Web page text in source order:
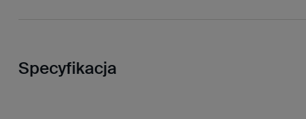
Specyfikacja